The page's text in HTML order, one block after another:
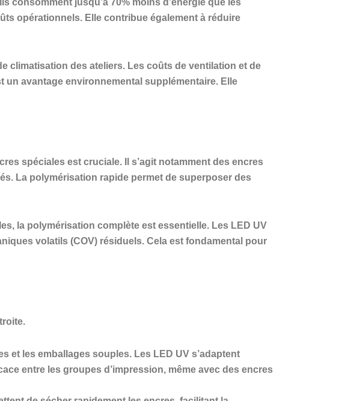
consomment jusqu’à 70% moins d’énergie que les
opérationnels. Elle contribue également à réduire
climatisation des ateliers. Les coûts de ventilation et de
un avantage environnemental supplémentaire. Elle
spéciales est cruciale. Il s’agit notamment des encres
La polymérisation rapide permet de superposer des
la polymérisation complète est essentielle. Les LED UV
volatils (COV) résiduels. Cela est fondamental pour
et les emballages souples. Les LED UV s’adaptent
entre les groupes d’impression, même avec des encres